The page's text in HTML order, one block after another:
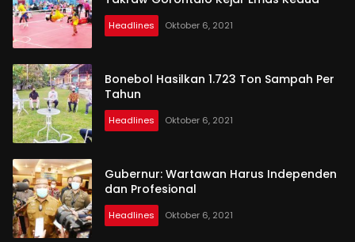
Headlines Oktober 6, 2021
Bonebol Hasilkan 1.723 Ton Sampah Per
Tahun
Headlines Oktober 6, 2021
Gubernur: Wartawan Harus Independen
dan Profesional
Headlines Oktober 6, 2021